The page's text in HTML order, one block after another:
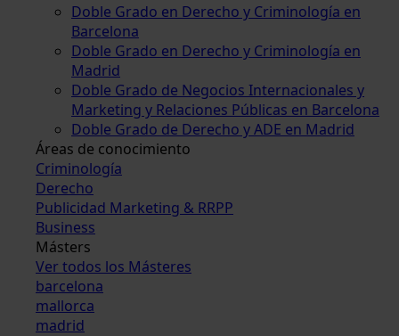
Doble Grado en Derecho y Criminología en
Barcelona
Doble Grado en Derecho y Criminología en
Madrid
Doble Grado de Negocios Internacionales y
Marketing y Relaciones Públicas en Barcelona
Doble Grado de Derecho y ADE en Madrid
Áreas de conocimiento
Criminología
Derecho
Publicidad Marketing & RRPP
Business
Másters
Ver todos los Másteres
barcelona
mallorca
madrid